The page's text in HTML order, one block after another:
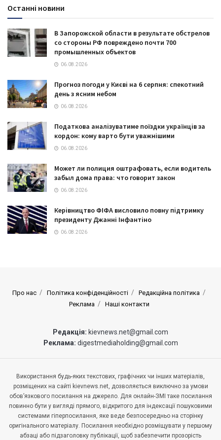
Останні новини
В Запорожской области в результате обстрелов
со стороны РФ повреждено почти 700
промышленных объектов
06.08.2026
Прогноз погоди у Києві на 6 серпня: спекотний
день з ясним небом
06.08.2026
Податкова аналізуватиме поїздки українців за
кордон: кому варто бути уважнішими
06.08.2026
Может ли полиция оштрафовать, если водитель
забыл дома права: что говорит закон
06.08.2026
Керівництво ФІФА висловило повну підтримку
президенту Джанні Інфантіно
06.08.2026
Про нас Політика конфіденційності
Редакційна політика
Реклама
Наші контакти
Редакція: kievnews.net@gmail.com
Реклама: digestmediaholding@gmail.com
Використання будь-яких текстових, графічних чи інших матеріалів,
розміщених на сайті kievnews.net, дозволяється виключно за умови
обов’язкового посилання на джерело. Для онлайн-ЗМІ таке посилання
повинно бути у вигляді прямого, відкритого для індексації пошуковими
системами гіперпосилання, яке веде безпосередньо на сторінку
оригінального матеріалу. Посилання необхідно розміщувати у першому
абзаці або підзаголовку публікації, щоб забезпечити прозорість